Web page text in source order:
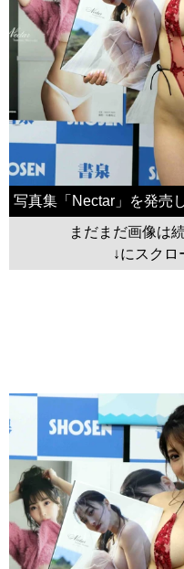
写真集「Nectar」を発売
まだまだ画像は
↓にスクロ